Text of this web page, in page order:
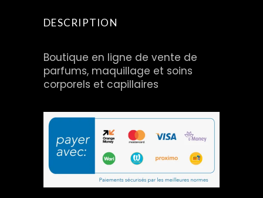
DESCRIPTION
Boutique en ligne de vente de
parfums, maquillage et soins
corporels et capillaires